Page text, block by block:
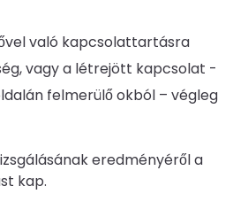
való kapcsolattartásra
vagy a létrejött kapcsolat -
felmerülő okból – végleg
eredményéről a
kap.